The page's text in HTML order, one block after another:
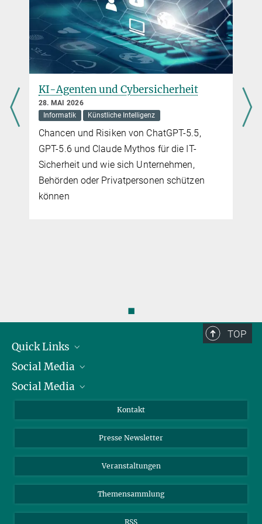
Mensch oder Maschine?
21. MAI 2026
Künstliche Intelligenz
Sprache
Wie Inhalt, Klang und Sprachkenntnis
unsere Wahrnehmung von Stimmen prägen
◼
TOP
Quick Links
Präsident
Zahlen und Fakten
Meldestelle Fehlverhalten
Social Media
Bluesky
Social Media
YouTube
Kontakt
Presse Newsletter
Veranstaltungen
Themensammlung
RSS